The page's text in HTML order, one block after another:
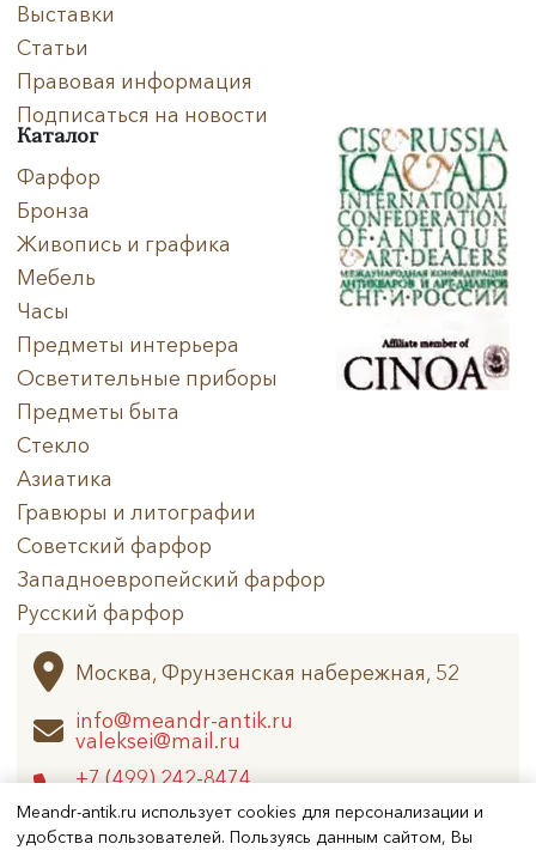
Meandr-antik.ru использует cookies для персонализации и
удобства пользователей. Пользуясь данным сайтом, Вы
Выставки
Статьи
Правовая информация
Подписаться на новости
Каталог
Фарфор
Бронза
Живопись и графика
Мебель
Часы
Предметы интерьера
Осветительные приборы
Предметы быта
Стекло
Азиатика
Гравюры и литографии
Советский фарфор
Западноевропейский фарфор
Русский фарфор
Архив
Москва, Фрунзенская набережная, 52
info@meandr-antik.ru
valeksei@mail.ru
+7 (499) 242-8474
+7 (925) 506-6926